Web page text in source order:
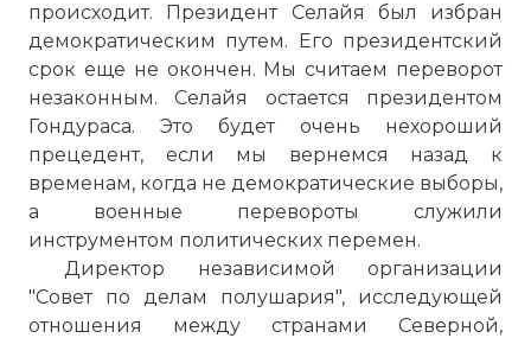
происходит. Президент Селайя был избран
демократическим путем. Его президентский
срок еще не окончен. Мы считаем переворот
незаконным. Селайя остается президентом
Гондураса. Это будет очень нехороший
прецедент, если мы вернемся назад к
временам, когда не демократические выборы,
а военные перевороты служили
инструментом политических перемен.
Директор независимой организации
"Совет по делам полушария", исследующей
отношения между странами Северной,